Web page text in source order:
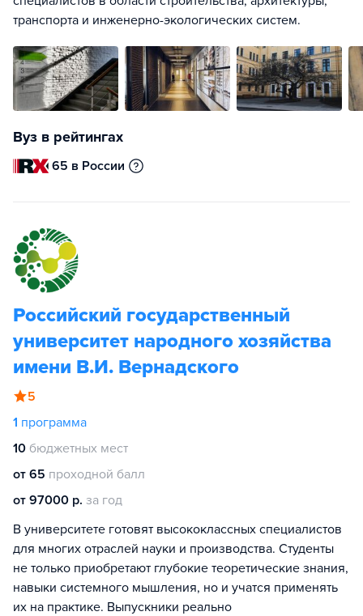
транспорта и инженерно-экологических систем.
Вуз в рейтингах
65 в России
Российский государственный
университет народного хозяйства
имени В.И. Вернадского
5
1 программа
10 бюджетных мест
от 65 проходной балл
от 97000 р. за год
В университете готовят высококлассных специалистов
для многих отраслей науки и производства. Студенты
не только приобретают глубокие теоретические знания,
навыки системного мышления, но и учатся применять
их на практике. Выпускники реально